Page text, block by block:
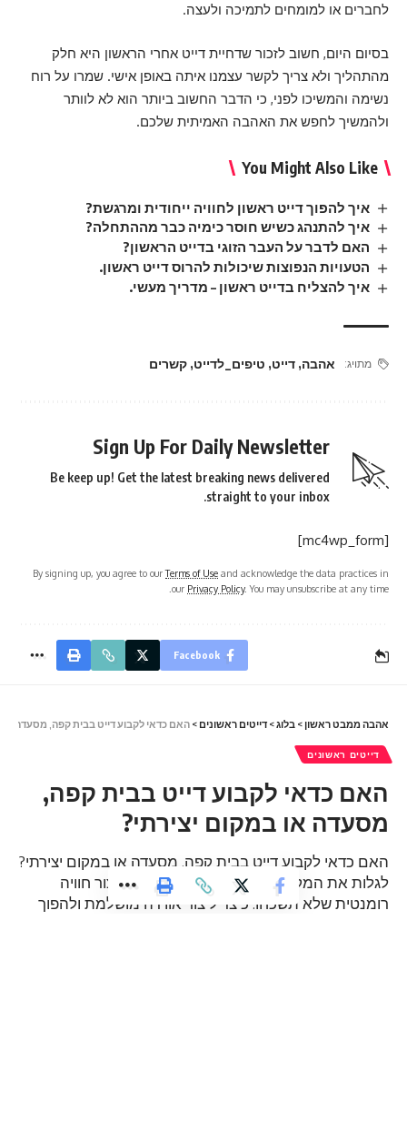
לחברים או למומחים לתמיכה ולעצה.
בסיום היום, חשוב לזכור שדחיית דייט אחרי הראשון היא חלק
מהתהליך ולא צריך לקשר עצמנו איתה באופן אישי. שמרו על רוח
נשימה והמשיכו לפני, כי הדבר החשוב ביותר הוא לא לוותר
ולהמשיך לחפש את האהבה האמיתית שלכם.
You Might Also Like
איך להפוך דייט ראשון לחוויה ייחודית ומרגשת?
איך להתנהג כשיש חוסר כימיה כבר מההתחלה?
האם לדבר על העבר הזוגי בדייט הראשון?
הטעויות הנפוצות שיכולות להרוס דייט ראשון.
איך להצליח בדייט ראשון – מדריך מעשי.
מתויג: אהבה, דייט, טיפים_לדייט, קשרים
Sign Up For Daily Newsletter
Be keep up! Get the latest breaking news delivered
straight to your inbox.
[mc4wp_form]
By signing up, you agree to ourTerms of Use and acknowledge the data practices in
our Privacy Policy. You may unsubscribe at any time.
Facebook
אהבה ממבט ראשון > בלוג> דייטים ראשונים > האם כדאי לקבוע דייט בבית קפה, מסעדה או
דייטים ראשונים
האם כדאי לקבוע דייט בבית קפה,
מסעדה או במקום יצירתי?
האם כדאי לקבוע דייט בבית קפה, מסעדה או במקום יצירתי?
לגלות את המקום המושלם לדייט הראשון וליצור חוויה
רומנטית שלא תשכחו. כיצד ליצור אווירה מושלמת ולהפוך